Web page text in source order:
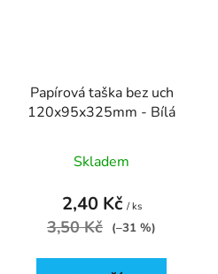
Papírová taška bez uch
120x95x325mm - Bílá
Skladem
2,40 Kč / ks
3,50 Kč (–31 %)